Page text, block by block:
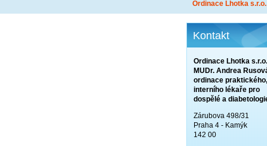
Ordinace Lhotka s.r.o.
Kontakt
Ordinace Lhotka s.r.o.
MUDr. Andrea
ordinace praktického,
interního lékaře pro
dospělé a
Zárubova 498/31
Praha 4 - Kamýk
142 00